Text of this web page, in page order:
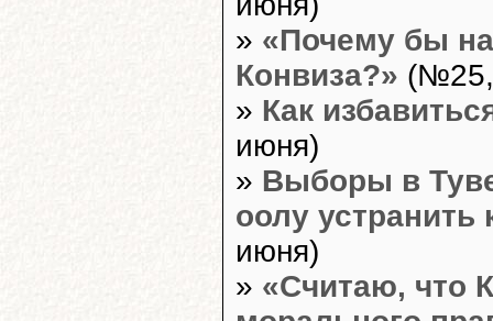
» «Почему бы
Конвиза?»
» Как
июня)
» Выборы в
оолу устранить
июня)
» «Считаю, что